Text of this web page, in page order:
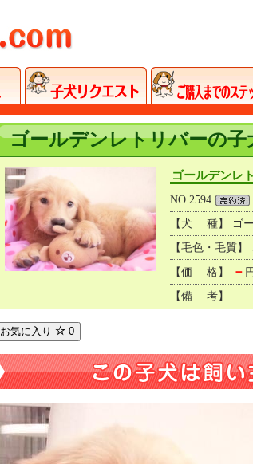
ゴールデンレトリバーの子
ゴールデンレ
NO.2594
【犬 種】 ゴ
【毛色・毛質】
【価 格】 －
【備 考】
お気に入り 0